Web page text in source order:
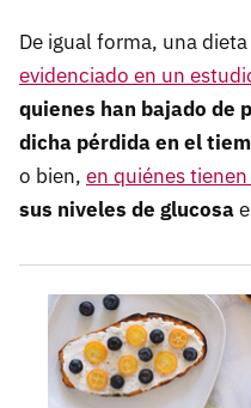
De igual forma, una
evidenciado en un
quienes han bajado de
dicha pérdida en el
o bien, en quiénes
sus niveles de glucosa